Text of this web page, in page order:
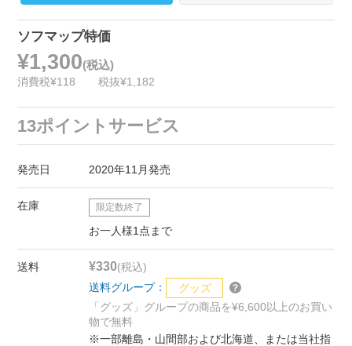
ソフマップ特価
¥1,300(税込)
消費税¥118 税抜¥1,182
13ポイントサービス
発売日 2020年11月発売
在庫 限定数終了
お一人様1点まで
送料 ¥330(税込)
送料グループ：
グッズ
「グッズ」グループの商品を¥6,600以上のお買い
物で無料
※一部離島・山間部および北海道、または当社指